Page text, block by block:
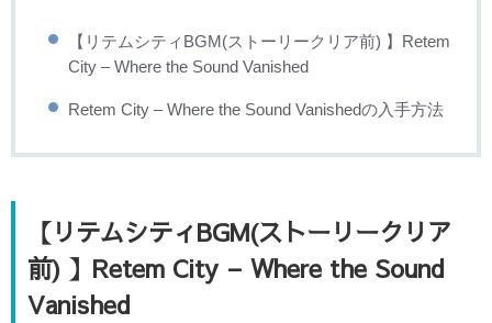
【リテムシティBGM(ストーリークリア前) 】Retem
City – Where the Sound Vanished
Retem City – Where the Sound Vanishedの入手方法
【リテムシティBGM(ストーリークリア
前) 】Retem City – Where the Sound
Vanished